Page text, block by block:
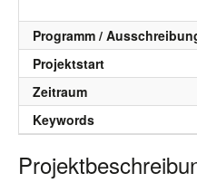
Programm /
Projektstart
Zeitraum
Keywords